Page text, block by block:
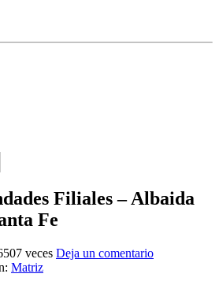
Filiales – Albaida
Fe
veces Deja un comentario
Matriz
el asistente virtual de rocio.com.
puedo ayudarte?
Rocío
del Rocío?